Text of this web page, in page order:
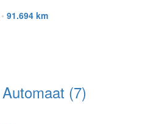
• 91.694 km
Automaat (7)